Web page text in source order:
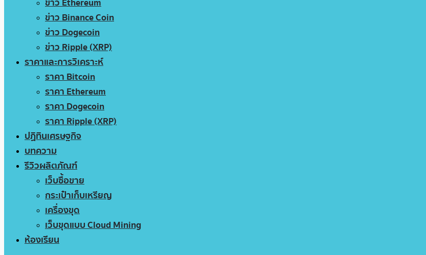
ข่าว Binance Coin
ข่าว Dogecoin
ข่าว Ripple (XRP)
ราคาและการวิเคราะห์
ราคา Bitcoin
ราคา Ethereum
ราคา Dogecoin
ราคา Ripple (XRP)
ปฏิทินเศรษฐกิจ
บทความ
รีวิวผลิตภัณฑ์
เว็บซื้อขาย
กระเป๋าเก็บเหรียญ
เครื่องขุด
เว็บขุดแบบ Cloud Mining
ห้องเรียน